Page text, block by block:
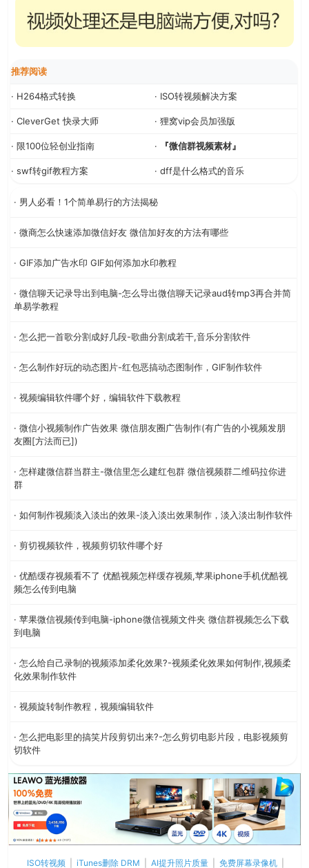
推荐阅读
· H264格式转换 · ISO转视频解决方案
· CleverGet 快录大师 · 狸窝vip会员加强版
· 限100位轻创业指南 · 『微信群视频素材』
· swf转gif教程方案 · dff是什么格式的音乐
· 男人必看！1个简单易行的方法揭秘
· 微商怎么快速添加微信好友 微信加好友的方法有哪些
· GIF添加广告水印 GIF如何添加水印教程
· 微信聊天记录导出到电脑-怎么导出微信聊天记录aud转mp3再合并简
单易学教程
· 怎么把一首歌分割成好几段-歌曲分割成若干,音乐分割软件
· 怎么制作好玩的动态图片-红包恶搞动态图制作，GIF制作软件
· 视频编辑软件哪个好，编辑软件下载教程
· 微信小视频制作广告效果 微信朋友圈广告制作(有广告的小视频发朋
友圈[方法而已])
· 怎样建微信群当群主-微信里怎么建红包群 微信视频群二维码拉你进
群
· 如何制作视频淡入淡出的效果-淡入淡出效果制作，淡入淡出制作软件
· 剪切视频软件，视频剪切软件哪个好
· 优酷缓存视频看不了 优酷视频怎样缓存视频,苹果iphone手机优酷视
频怎么传到电脑
· 苹果微信视频传到电脑-iphone微信视频文件夹 微信群视频怎么下载
到电脑
· 怎么给自己录制的视频添加柔化效果?-视频柔化效果如何制作,视频柔
化效果制作软件
· 视频旋转制作教程，视频编辑软件
· 怎么把电影里的搞笑片段剪切出来?-怎么剪切电影片段，电影视频剪
切软件
ISO转视频 iTunes删除 DRM AI提升照片质量 免费屏幕录像机